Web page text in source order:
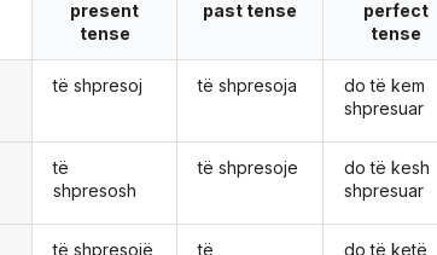
present
tense
të shpresoj
të
shpresosh
të shpresojë
past tense
të shpresoja
të shpresoje
të
perfect
tense
do të kem
shpresuar
do të kesh
shpresuar
do të ketë